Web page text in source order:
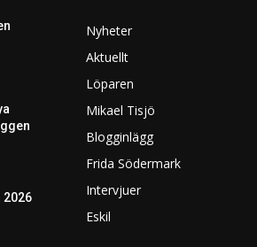
2026
Nyheter
Aktuellt
Löparen
Mikael Tisjö
Blogginlägg
Frida Södermark
Intervjuer
Eskil